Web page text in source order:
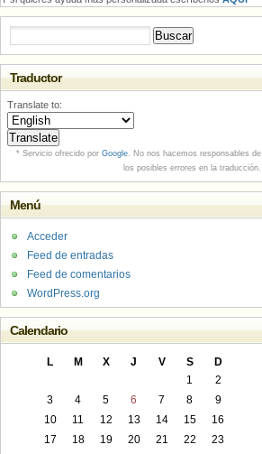
Traductor
Translate to:
* Servicio ofrecido por Google. No nos hacemos responsables de
los posibles errores en la traducción.
Menú
Acceder
Feed de entradas
Feed de comentarios
WordPress.org
Calendario
L M X J V S
D
1
2
3
4 5 6 7 8
9
10
11 12 13 14 15
16
17
18 19 20 21 22
23